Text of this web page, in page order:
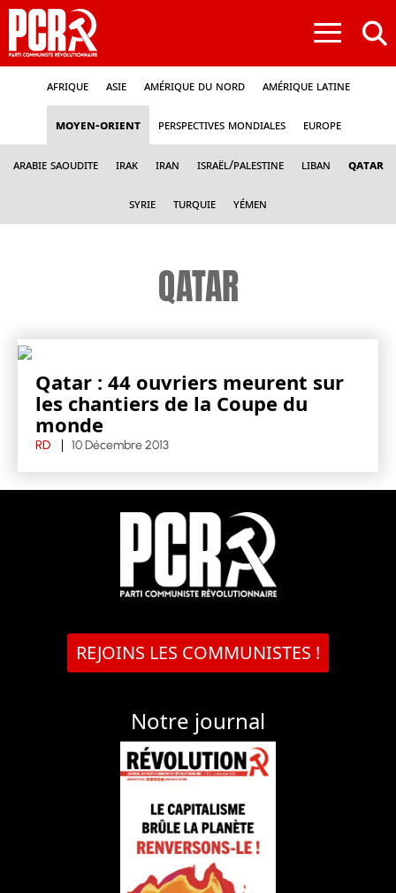
≡
Afrique Asie Amérique du nord Amérique latine
Moyen-Orient Perspectives mondiales Europe
Arabie Saoudite Irak Iran Israël/Palestine Liban Qatar
Syrie Turquie Yémen
QATAR
Qatar : 44 ouvriers meurent sur
les chantiers de la Coupe du
monde
RD 10 Décembre 2013
REJOINS LES COMMUNISTES !
Notre journal